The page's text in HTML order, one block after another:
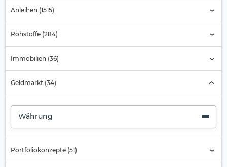
Anleihen (1515)
Rohstoffe (284)
Immobilien (36)
Geldmarkt (34)
Währung
Portfoliokonzepte (51)